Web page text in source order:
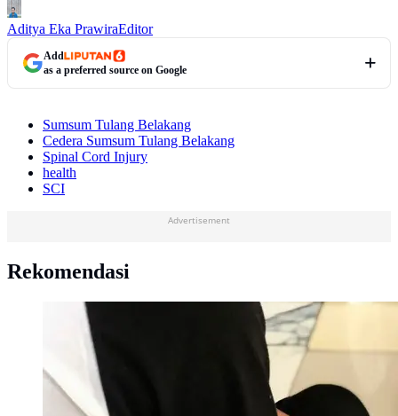
Aditya Eka PrawiraEditor
Add
as a preferred source on Google
Sumsum Tulang Belakang
Cedera Sumsum Tulang Belakang
Spinal Cord Injury
health
SCI
Advertisement
Rekomendasi